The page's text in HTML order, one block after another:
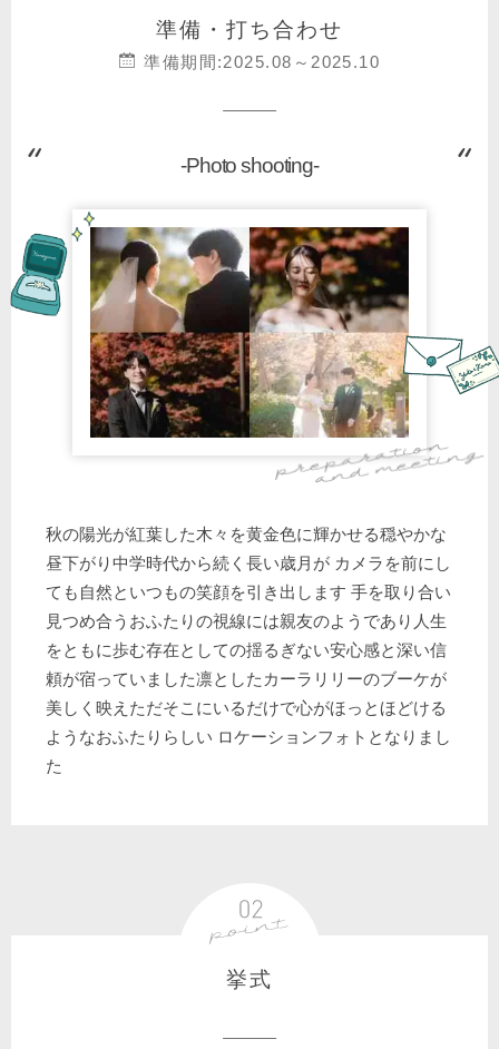
準備・打ち合わせ
準備期間:2025.08～2025.10
-Photo shooting-
秋の陽光が紅葉した木々を黄金色に輝かせる穏やかな
昼下がり中学時代から続く長い歳月が カメラを前にし
ても自然といつもの笑顔を引き出します 手を取り合い
見つめ合うおふたりの視線には親友のようであり人生
をともに歩む存在としての揺るぎない安心感と深い信
頼が宿っていました凛としたカーラリリーのブーケが
美しく映えただそこにいるだけで心がほっとほどける
ようなおふたりらしい ロケーションフォトとなりまし
た
挙式